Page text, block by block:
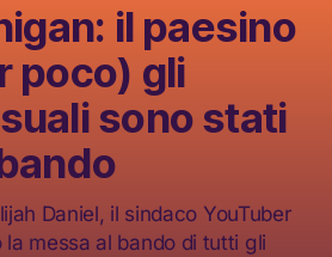
il paesino
poco) gli
sono stati
Daniel, il sindaco YouTuber
messa al bando di tutti gli